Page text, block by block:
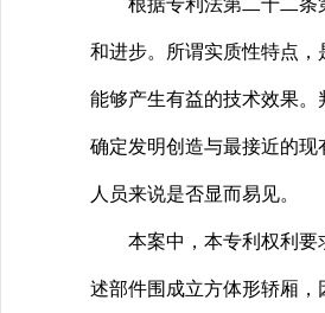
根据专利法第二十二条第
和进步。所谓实质性特点
能够产生有益的技术效果
确定发明创造与最接近的
人员来说是否显而易见。
本案中，本专利权利要求
述部件围成立方体形轿厢